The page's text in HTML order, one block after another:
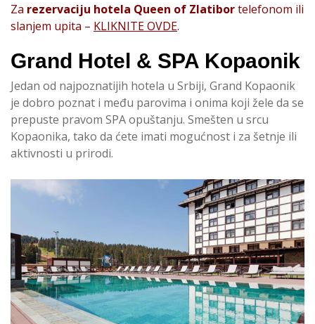
Za rezervaciju hotela Queen of Zlatibortelefonom ili
slanjem upita – KLIKNITE OVDE.
Grand Hotel & SPA Kopaonik
Jedan od najpoznatijih hotela u Srbiji, Grand Kopaonik
je dobro poznat i među parovima i onima koji žele da se
prepuste pravom SPA opuštanju. Smešten u srcu
Kopaonika, tako da ćete imati mogućnost i za šetnje ili
aktivnosti u prirodi.